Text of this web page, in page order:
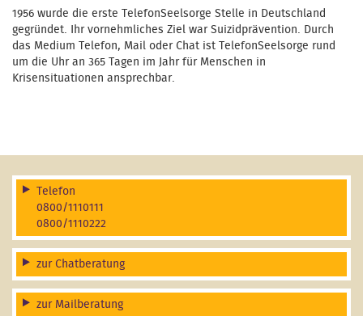
1956 wurde die erste TelefonSeelsorge Stelle in Deutschland
gegründet. Ihr vornehmliches Ziel war Suizidprävention. Durch
das Medium Telefon, Mail oder Chat ist TelefonSeelsorge rund
um die Uhr an 365 Tagen im Jahr für Menschen in
Krisensituationen ansprechbar.
Telefon
0800/1110111
0800/1110222
zur Chatberatung
zur Mailberatung